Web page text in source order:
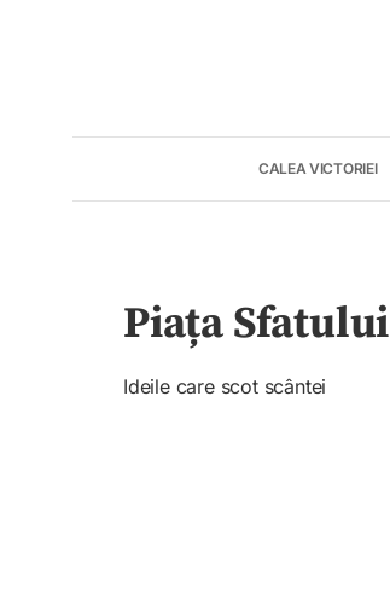
CALEA VICTORIEI
Piața Sfatului
Ideile care scot scântei